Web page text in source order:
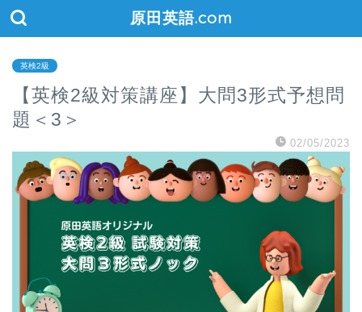
原田英語.com
英検2級
【英検2級対策講座】大問3形式予想問
題＜3＞
02/05/2023